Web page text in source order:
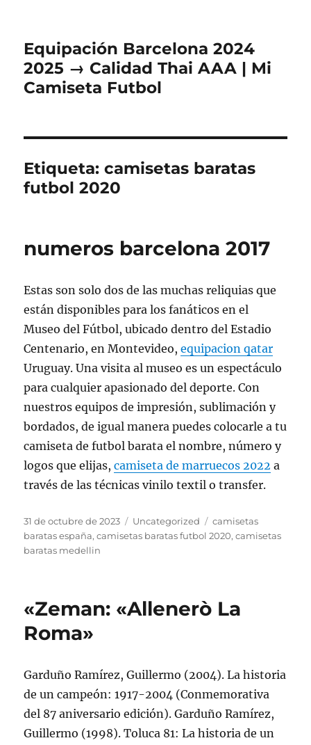
Equipación Barcelona 2024
2025 → Calidad Thai AAA | Mi
Camiseta Futbol
Etiqueta:camisetas baratas
futbol 2020
numeros barcelona 2017
Estas son solo dos de las muchas reliquias que
están disponibles para los fanáticos en el
Museo del Fútbol, ubicado dentro del Estadio
Centenario, en Montevideo,equipacion qatar
Uruguay. Una visita al museo es un espectáculo
para cualquier apasionado del deporte. Con
nuestros equipos de impresión, sublimación y
bordados, de igual manera puedes colocarle a tu
camiseta de futbol barata el nombre, número y
logos que elijas,camiseta de marruecos 2022 a
través de las técnicas vinilo textil o transfer.
Publicado
el
31 de octubre de 2023 Categorías
Uncategorized Etiquetas
camisetas
baratas españa,camisetas baratas futbol 2020,camisetas
baratas medellin
«Zeman: «Allenerò La
Roma»
Garduño Ramírez, Guillermo (2004). La historia
de un campeón: 1917-2004 (Conmemorativa
del 87 aniversario edición). Garduño Ramírez,
Guillermo (1998). Toluca 81: La historia de un